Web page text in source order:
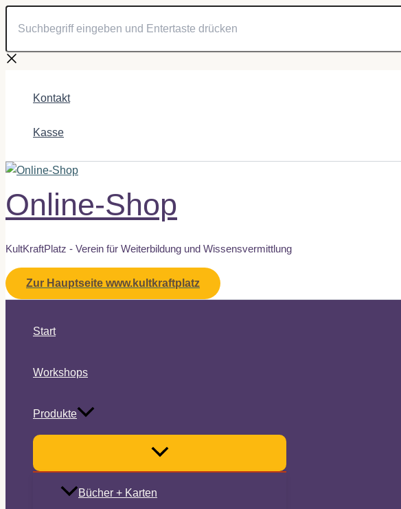
Inhalt
springen
Suchbegriff
eingeben
Entertaste
drücken
Kontakt
Kasse
Online-Shop
KultKraftPlatz - Verein für Weiterbildung und Wissensvermittlung
Zur Hauptseite www.kultkraftplatz
Start
Workshops
Produkte
Bücher + Karten